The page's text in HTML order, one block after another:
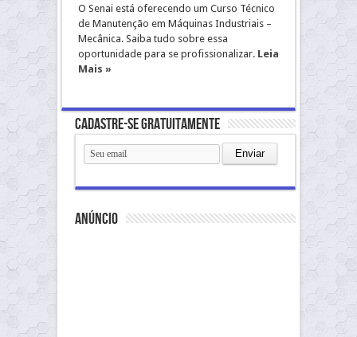
O Senai está oferecendo um Curso Técnico
de Manutenção em Máquinas Industriais –
Mecânica. Saiba tudo sobre essa
oportunidade para se profissionalizar. Leia
Mais »
Cadastre-se gratuitamente
anúncio